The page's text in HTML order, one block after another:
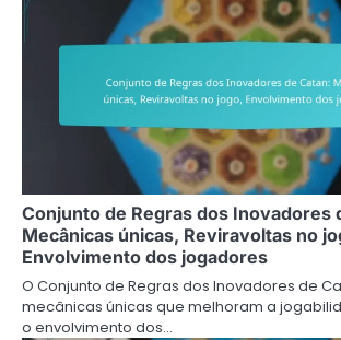
Conjunto de Regras dos Inovadores
Mecânicas únicas, Reviravoltas no
Envolvimento dos jogadores
O Conjunto de Regras dos Inovadores de
mecânicas únicas que melhoram a
o envolvimento dos…